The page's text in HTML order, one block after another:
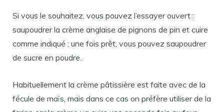
Si vous le souhaitez, vous pouvez l’essayer ouvert :
saupoudrer la crème anglaise de pignons de pin et cuire
comme indiqué ; une fois prêt, vous pouvez saupoudrer
de sucre en poudre.
Habituellement la crème pâtissière est faite avec de la
fécule de maïs, mais dans ce cas on préfère utiliser de la